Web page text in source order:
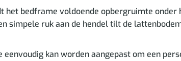
bedframe voldoende opbergruimte onder
ruk aan de hendel tilt de
kan worden aangepast om een